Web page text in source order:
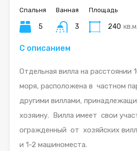
Спальня
5
Ванная
3
Площадь
240 кв.м.
С описанием
Отдельная вилла на расстоянии
моря, расположена в частном
другими виллами,
хозяину. Вилла имеет свои
огражденный от хозяйских
и 1-2 машиноместа.